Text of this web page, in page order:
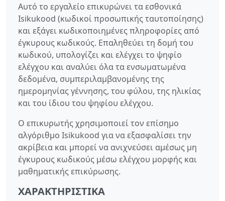
Αυτό το εργαλείο επικυρώνει τα εσθονικά
Isikukood (κωδικοί προσωπικής ταυτοποίησης)
και εξάγει κωδικοποιημένες πληροφορίες από
έγκυρους κωδικούς. Επαληθεύει τη δομή του
κωδικού, υπολογίζει και ελέγχει το ψηφίο
ελέγχου και αναλύει όλα τα ενσωματωμένα
δεδομένα, συμπεριλαμβανομένης της
ημερομηνίας γέννησης, του φύλου, της ηλικίας
και του ίδιου του ψηφίου ελέγχου.
Ο επικυρωτής χρησιμοποιεί τον επίσημο
αλγόριθμο Isikukood για να εξασφαλίσει την
ακρίβεια και μπορεί να ανιχνεύσει αμέσως μη
έγκυρους κωδικούς μέσω ελέγχου μορφής και
μαθηματικής επικύρωσης.
ΧΑΡΑΚΤΗΡΙΣΤΙΚΆ